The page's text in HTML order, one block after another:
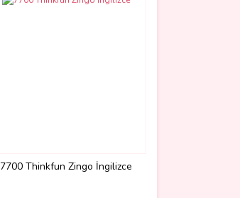
7700 Thinkfun Zingo İngilizce